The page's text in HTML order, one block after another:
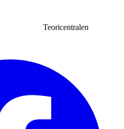
Teoricentralen